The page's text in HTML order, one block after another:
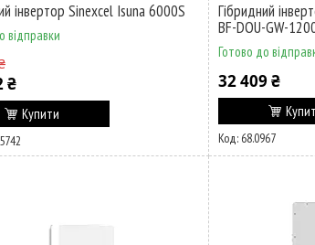
інвертор Sinexcel Isuna 6000S
відправки
₴
Купити
Гібридний
BF-DOU-GW-
Готово до
32 409 ₴
68.0967